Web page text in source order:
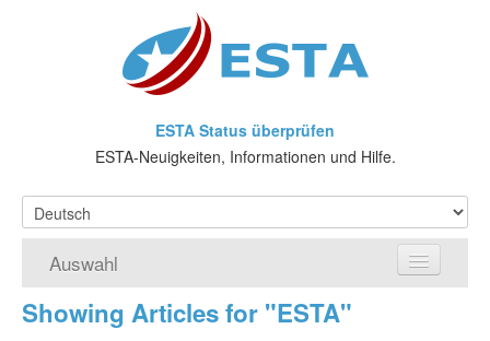
ESTA Status überprüfen
ESTA-Neuigkeiten, Informationen und Hilfe.
Auswahl
Home
Showing Articles for "ESTA"